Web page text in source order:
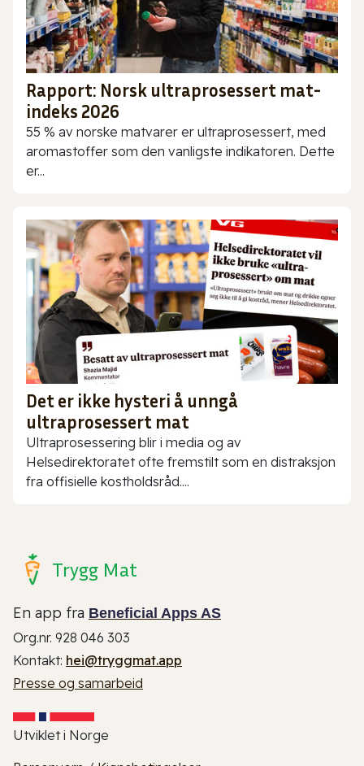
Rapport: Norsk ultraprosessert mat-
indeks 2026
55 % av norske matvarer er ultraprosessert, med
aromastoffer som den vanligste indikatoren. Dette
er...
Det er ikke hysteri å unngå
ultraprosessert mat
Ultraprosessering blir i media og av
Helsedirektoratet ofte fremstilt som en distraksjon
fra offisielle kostholdsråd....
Trygg Mat
En app fra Beneficial Apps AS
Org.nr. 928 046 303
Kontakt: hei@tryggmat.app
Presse og samarbeid
Utviklet i Norge